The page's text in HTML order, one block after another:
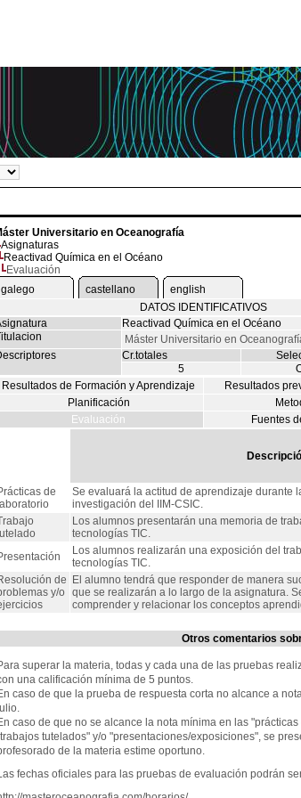
Universitario en Oceanografía
Asignaturas
Reactivad Química en el Océano
Evaluación
galego
castellano
english
DATOS IDENTIFICATIVOS
Reactivad Química en el Océano
Máster Universitario en
Cr.totales
5
Resultados de Formación y Aprendizaje
Resultados
Planificación
Evaluación
Fuentes
de
Se evaluará la actitud de aprendizaje durante
investigación del IIM-CSIC.
Los alumnos presentarán una memoria de
tecnologías TIC.
Los alumnos realizarán una exposición del
tecnologías TIC.
de
y/o
El alumno tendrá que responder de manera
que se realizarán a lo largo de la asignatura.
comprender y relacionar los conceptos
Otros comentarios
superar la materia, todas y cada una de las pruebas
una calificación mínima de 5 puntos.
caso de que la prueba de respuesta corta no alcance a
caso de que no se alcance la nota mínima en las
tutelados" y/o "presentaciones/exposiciones", se
de la materia estime oportuno.
fechas oficiales para las pruebas de evaluación podrán